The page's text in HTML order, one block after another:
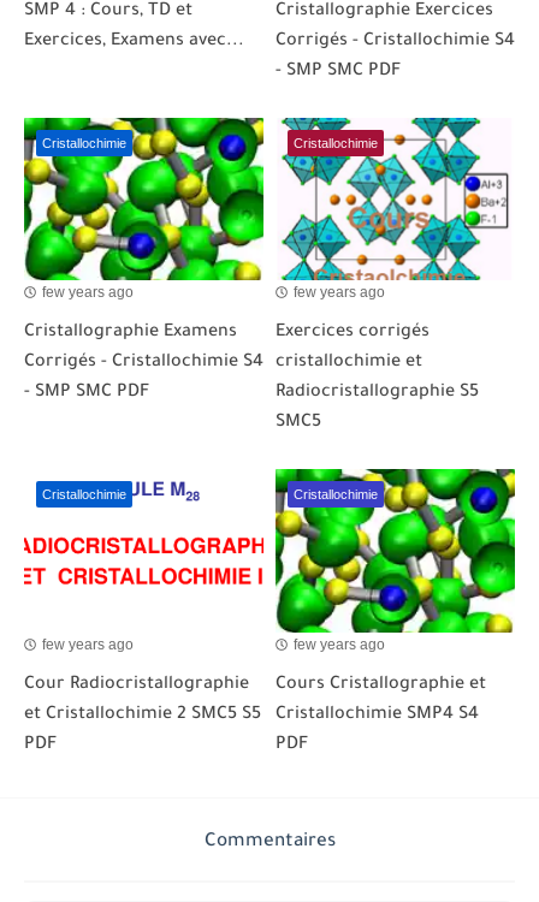
SMP 4 : Cours, TD et
Exercices, Examens avec...
Cristallographie Exercices
Corrigés - Cristallochimie S4
- SMP SMC PDF
Cristallochimie
few years ago
Cristallographie Examens
Corrigés - Cristallochimie S4
- SMP SMC PDF
Cristallochimie
few years ago
Exercices corrigés
cristallochimie et
Radiocristallographie S5
SMC5
Cristallochimie
few years ago
Cour Radiocristallographie
et Cristallochimie 2 SMC5 S5
PDF
Cristallochimie
few years ago
Cours Cristallographie et
Cristallochimie SMP4 S4
PDF
Commentaires